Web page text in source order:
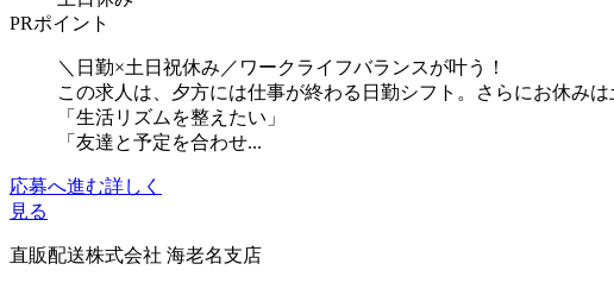
PRポイント
＼日勤×土日祝休み／ワークライフバランスが叶う！
この求人は、夕方には仕事が終わる日勤シフト。さらにお休み
「生活リズムを整えたい」
「友達と予定を合わせ...
応募へ進む詳しく
見る
直販配送株式会社 海老名支店